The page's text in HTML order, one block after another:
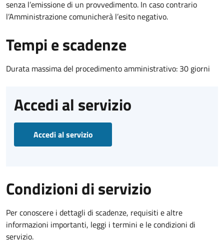
senza l’emissione di un provvedimento. In caso contrario
l’Amministrazione comunicherà l’esito negativo.
Tempi e scadenze
Durata massima del procedimento amministrativo: 30 giorni
Accedi al servizio
Accedi al servizio
Condizioni di servizio
Per conoscere i dettagli di scadenze, requisiti e altre
informazioni importanti, leggi i termini e le condizioni di
servizio.